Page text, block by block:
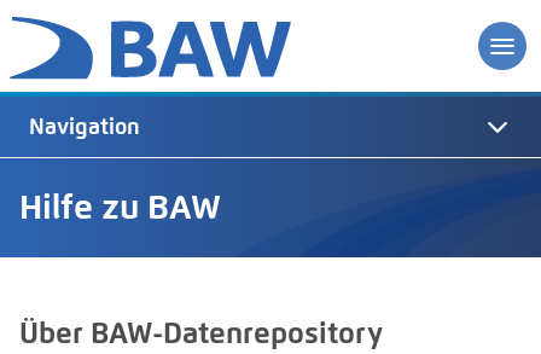
Hilfe zu BAW
Navigation
Über BAW-Datenrepository